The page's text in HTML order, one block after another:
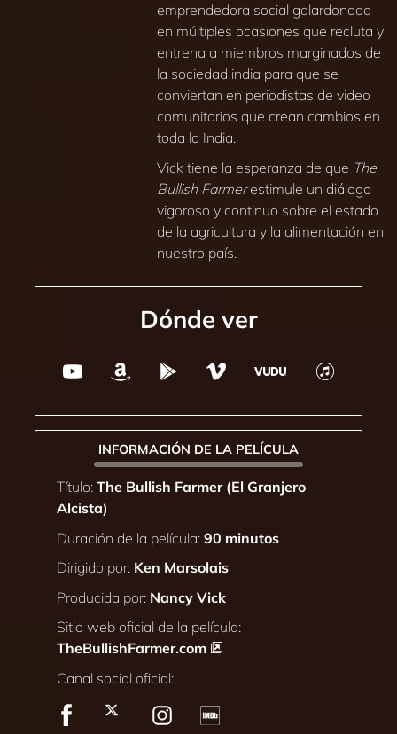
emprendedora social galardonada
en múltiples ocasiones que recluta y
entrena a miembros marginados de
la sociedad india para que se
conviertan en periodistas de video
comunitarios que crean cambios en
toda la India.
Vick tiene la esperanza de que The
Bullish Farmerestimule un diálogo
vigoroso y continuo sobre el estado
de la agricultura y la alimentación en
nuestro país.
Dónde ver
INFORMACIÓN DE LA PELÍCULA
Título: The Bullish Farmer (El Granjero
Alcista)
Duración de la película: 90 minutos
Dirigido por: Ken Marsolais
Producida por: Nancy Vick
Sitio web oficial de la película:
TheBullishFarmer.com
Canal social oficial: